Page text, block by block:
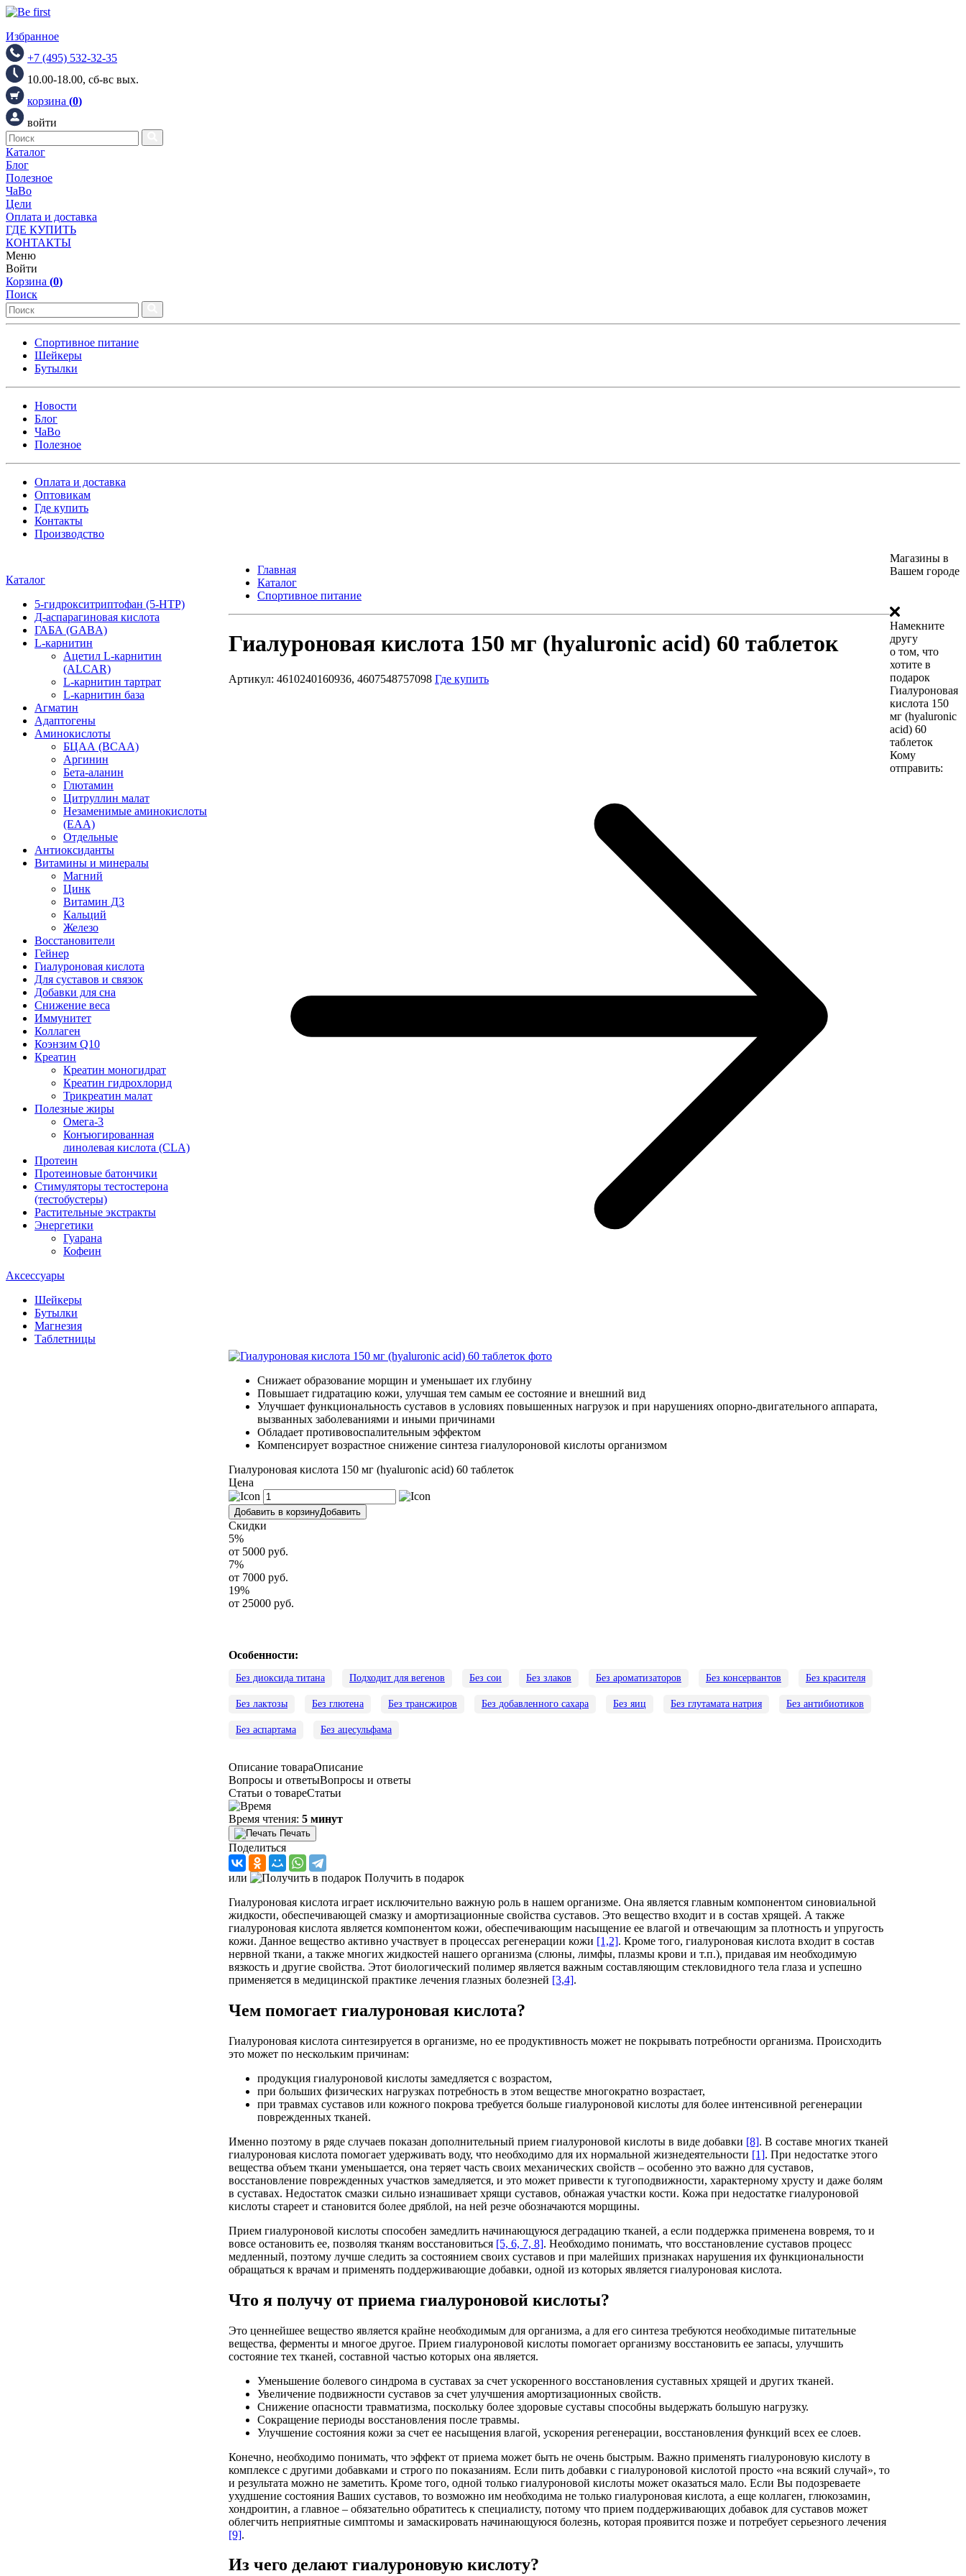
Избранное
+7 (495) 532-32-35
10.00-18.00, сб-вс вых.
корзина (0)
войти
Каталог
Блог
Полезное
ЧаВо
Цели
Оплата и доставка
ГДЕ КУПИТЬ
КОНТАКТЫ
Меню
Войти
Корзина (0)
Поиск
Спортивное питание
Шейкеры
Бутылки
Новости
Блог
ЧаВо
Полезное
Оплата и доставка
Оптовикам
Где купить
Контакты
Производство
Каталог
5-гидрокситриптофан (5-HTP)
Д-аспарагиновая кислота
ГАБА (GABA)
L-карнитин
Ацетил L-карнитин
(ALCAR)
L-карнитин тартрат
L-карнитин база
Агматин
Адаптогены
Аминокислоты
БЦАА (BCAA)
Аргинин
Бета-аланин
Глютамин
Цитруллин малат
Незаменимые аминокислоты
(EAA)
Отдельные
Антиоксиданты
Витамины и минералы
Магний
Цинк
Витамин Д3
Кальций
Железо
Восстановители
Гейнер
Гиалуроновая кислота
Для суставов и связок
Добавки для сна
Снижение веса
Иммунитет
Коллаген
Коэнзим Q10
Креатин
Креатин моногидрат
Креатин гидрохлорид
Трикреатин малат
Полезные жиры
Омега-3
Конъюгированная
линолевая кислота (CLA)
Протеин
Протеиновые батончики
Стимуляторы тестостерона
(тестобустеры)
Растительные экстракты
Энергетики
Гуарана
Кофеин
Аксессуары
Шейкеры
Бутылки
Магнезия
Таблетницы
Главная
Каталог
Спортивное питание
Гиалуроновая кислота 150 мг (hyaluronic acid) 60 таблеток
Артикул: 4610240160936, 4607548757098 Где купить
Снижает образование морщин и уменьшает их глубину
Повышает гидратацию кожи, улучшая тем самым ее состояние и внешний вид
Улучшает функциональность суставов в условиях повышенных нагрузок и при нарушениях опорно-двигательного аппарата,
вызванных заболеваниями и иными причинами
Обладает противовоспалительным эффектом
Компенсирует возрастное снижение синтеза гиалулороновой кислоты организмом
Гиалуроновая кислота 150 мг (hyaluronic acid) 60 таблеток
Цена
Добавить в корзинуДобавить
Скидки
5%
от 5000 руб.
7%
от 7000 руб.
19%
от 25000 руб.
Особенности:
Без диоксида титана Подходит для вегенов Без сои Без злаков Без ароматизаторов Без консервантов Без красителя
Без лактозы Без глютена Без трансжиров Без добавленного сахара Без яиц Без глутамата натрия Без антибиотиков
Без аспартама Без ацесульфама
Описание товараОписание
Вопросы и ответыВопросы и ответы
Статьи о товареСтатьи
Время чтения: 5 минут
Печать
Поделиться
или
Получить в подарок
Гиалуроновая кислота играет исключительно важную роль в нашем организме. Она является главным компонентом синовиальной
жидкости, обеспечивающей смазку и амортизационные свойства суставов. Это вещество входит и в состав хрящей. А также
гиалуроновая кислота является компонентом кожи, обеспечивающим насыщение ее влагой и отвечающим за плотность и упругость
кожи. Данное вещество активно участвует в процессах регенерации кожи [1,2]. Кроме того, гиалуроновая кислота входит в состав
нервной ткани, а также многих жидкостей нашего организма (слюны, лимфы, плазмы крови и т.п.), придавая им необходимую
вязкость и другие свойства. Этот биологический полимер является важным составляющим стекловидного тела глаза и успешно
применяется в медицинской практике лечения глазных болезней [3,4].
Чем помогает гиалуроновая кислота?
Гиалуроновая кислота синтезируется в организме, но ее продуктивность может не покрывать потребности организма. Происходить
это может по нескольким причинам:
продукция гиалуроновой кислоты замедляется с возрастом,
при больших физических нагрузках потребность в этом веществе многократно возрастает,
при травмах суставов или кожного покрова требуется больше гиалуроновой кислоты для более интенсивной регенерации
поврежденных тканей.
Именно поэтому в ряде случаев показан дополнительный прием гиалуроновой кислоты в виде добавки [8]. В составе многих тканей
гиалуроновая кислота помогает удерживать воду, что необходимо для их нормальной жизнедеятельности [1]. При недостатке этого
вещества объем ткани уменьшается, она теряет часть своих механических свойств – особенно это важно для суставов,
восстановление поврежденных участков замедляется, и это может привести к тугоподвижности, характерному хрусту и даже болям
в суставах. Недостаток смазки сильно изнашивает хрящи суставов, обнажая участки кости. Кожа при недостатке гиалуроновой
кислоты стареет и становится более дряблой, на ней резче обозначаются морщины.
Прием гиалуроновой кислоты способен замедлить начинающуюся деградацию тканей, а если поддержка применена вовремя, то и
вовсе остановить ее, позволяя тканям восстановиться [5, 6, 7, 8]. Необходимо понимать, что восстановление суставов процесс
медленный, поэтому лучше следить за состоянием своих суставов и при малейших признаках нарушения их функциональности
обращаться к врачам и применять поддерживающие добавки, одной из которых является гиалуроновая кислота.
Что я получу от приема гиалуроновой кислоты?
Это ценнейшее вещество является крайне необходимым для организма, а для его синтеза требуются необходимые питательные
вещества, ферменты и многое другое. Прием гиалуроновой кислоты помогает организму восстановить ее запасы, улучшить
состояние тех тканей, составной частью которых она является.
Уменьшение болевого синдрома в суставах за счет ускоренного восстановления суставных хрящей и других тканей.
Увеличение подвижности суставов за счет улучшения амортизационных свойств.
Снижение опасности травматизма, поскольку более здоровые суставы способны выдержать большую нагрузку.
Сокращение периоды восстановления после травмы.
Улучшение состояния кожи за счет ее насыщения влагой, ускорения регенерации, восстановления функций всех ее слоев.
Конечно, необходимо понимать, что эффект от приема может быть не очень быстрым. Важно применять гиалуроновую кислоту в
комплексе с другими добавками и строго по показаниям. Если пить добавки с гиалуроновой кислотой просто «на всякий случай», то
и результата можно не заметить. Кроме того, одной только гиалуроновой кислоты может оказаться мало. Если Вы подозреваете
ухудшение состояния Ваших суставов, то возможно им необходима не только гиалуроновая кислота, а еще коллаген, глюкозамин,
хондроитин, а главное – обязательно обратитесь к специалисту, потому что прием поддерживающих добавок для суставов может
облегчить неприятные симптомы и замаскировать начинающуюся болезнь, которая проявится позже и потребует серьезного лечения
[9].
Из чего делают гиалуроновую кислоту?
Магазины в
Вашем городе
Намекните
другу
о том, что
хотите в
подарок
Гиалуроновая
кислота 150
мг (hyaluronic
acid) 60
таблеток
Кому
отправить: